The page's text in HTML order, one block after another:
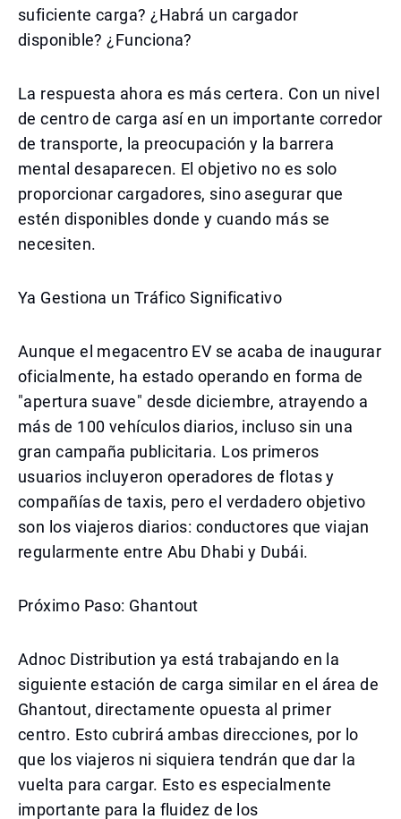
suficiente carga? ¿Habrá un cargador
disponible? ¿Funciona?
La respuesta ahora es más certera. Con un nivel
de centro de carga así en un importante corredor
de transporte, la preocupación y la barrera
mental desaparecen. El objetivo no es solo
proporcionar cargadores, sino asegurar que
estén disponibles donde y cuando más se
necesiten.
Ya Gestiona un Tráfico Significativo
Aunque el megacentro EV se acaba de inaugurar
oficialmente, ha estado operando en forma de
"apertura suave" desde diciembre, atrayendo a
más de 100 vehículos diarios, incluso sin una
gran campaña publicitaria. Los primeros
usuarios incluyeron operadores de flotas y
compañías de taxis, pero el verdadero objetivo
son los viajeros diarios: conductores que viajan
regularmente entre Abu Dhabi y Dubái.
Próximo Paso: Ghantout
Adnoc Distribution ya está trabajando en la
siguiente estación de carga similar en el área de
Ghantout, directamente opuesta al primer
centro. Esto cubrirá ambas direcciones, por lo
que los viajeros ni siquiera tendrán que dar la
vuelta para cargar. Esto es especialmente
importante para la fluidez de los